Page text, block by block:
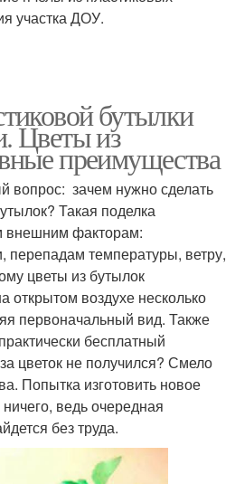
участка ДОУ.
бутылки
Цветы из
преимущества
вопрос: зачем нужно сделать
Такая поделка
внешним факторам:
температуры, ветру,
цветы из бутылок
открытом воздухе несколько
первоначальный вид. Также
бесплатный
цветок не получился? Смело
Попытка изготовить новое
ведь очередная
без труда.